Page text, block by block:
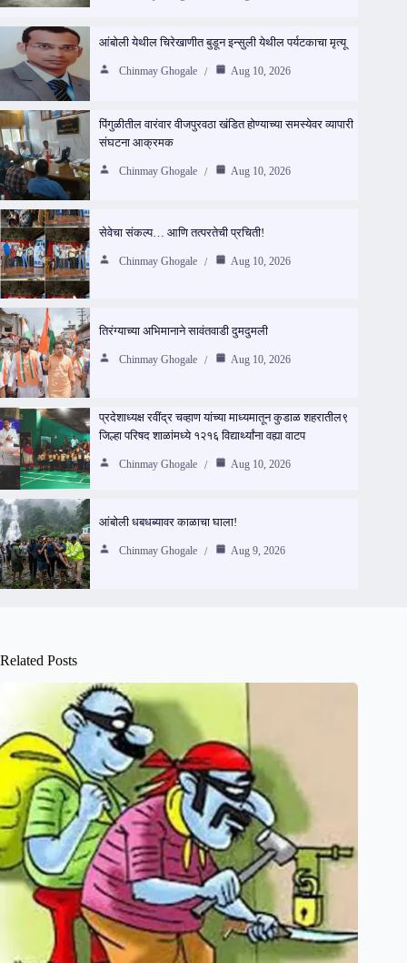
आंबोली येथील चिरेखाणीत बुडून इन्सुली येथील पर्यटकाचा मृत्यू
Chinmay Ghogale Aug 10, 2026
पिंगुळीतील वारंवार वीजपुरवठा खंडित होण्याच्या समस्येवर व्यापारी
संघटना आक्रमक
Chinmay Ghogale Aug 10, 2026
सेवेचा संकल्प… आणि तत्परतेची प्रचिती!
Chinmay Ghogale Aug 10, 2026
तिरंग्याच्या अभिमानाने सावंतवाडी दुमदुमली
Chinmay Ghogale Aug 10, 2026
प्रदेशाध्यक्ष रवींद्र चव्हाण यांच्या माध्यमातून कुडाळ शहरातील९
जिल्हा परिषद शाळांमध्ये १२१६ विद्यार्थ्यांना वह्या वाटप
Chinmay Ghogale Aug 10, 2026
आंबोली धबधब्यावर काळाचा घाला!
Chinmay Ghogale Aug 9, 2026
Related Posts